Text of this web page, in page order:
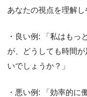
あなたの視点を理解し
・良い例: 「私はもっ
が、どうしても時間
いでしょうか？」
・悪い例: 「効率的に